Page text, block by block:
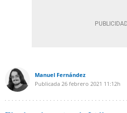
Manuel Fernández
Publicada 26 febrero 2021 11:12h